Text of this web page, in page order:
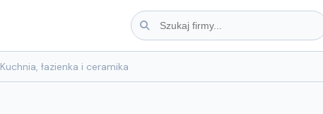
Kuchnia, łazienka i ceramika